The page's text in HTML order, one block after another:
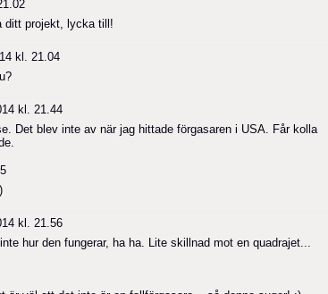
ditt projekt, lycka till!
kl. 21.04
kl. 21.44
Det blev inte av när jag hittade förgasaren i USA. Får kolla
kl. 21.56
hur den fungerar, ha ha. Lite skillnad mot en quadrajet...